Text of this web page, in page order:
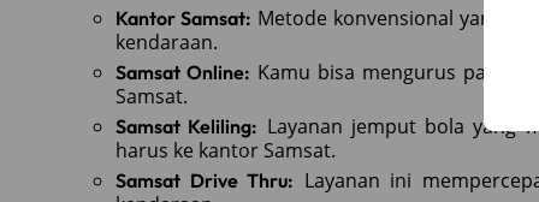
Kantor Samsat: Metode konvensional yang
kendaraan.
Samsat Online: Kamu bisa mengurus pajak
Samsat.
Samsat Keliling: Layanan jemput bola yang
harus ke kantor Samsat.
Samsat Drive Thru: Layanan ini